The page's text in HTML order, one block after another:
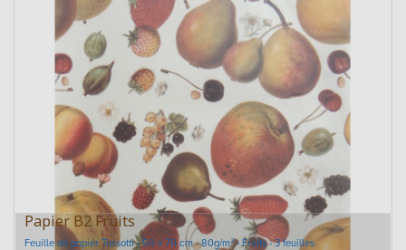
Papier B2 Fruits
Feuille de papier Tassotti - 50 x 70 cm - 80g/m² - Fruits - 3 feuilles